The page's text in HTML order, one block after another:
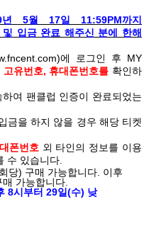
년 5월 17일 11:59PM까지
입금 완료 해주신 분에 한해
)에 로그인 후 MY
고유번호, 휴대폰번호를 확인하
여 팬클럽 인증이 완료되었는
금을 하지 않을 경우 해당 티켓
폰번호 외 타인의 정보를 이용
수 있습니다
회당) 구매 가능합니다 이후
매 가능합니다
8시부터 29일(수) 낮